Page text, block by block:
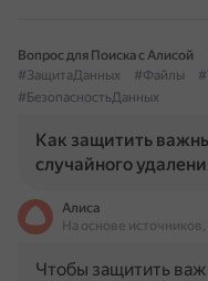
Вопрос для Поиска с Алисой
#ЗащитаДанных
#Файлы
#БезопасностьДанных
Как защитить
случайного
Алиса
На основе
Чтобы защитить